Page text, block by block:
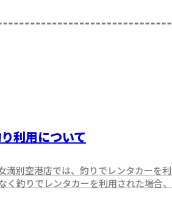
利用について
満別空港店では、釣りでレンタカーを
く釣りでレンタカーを利用された場合